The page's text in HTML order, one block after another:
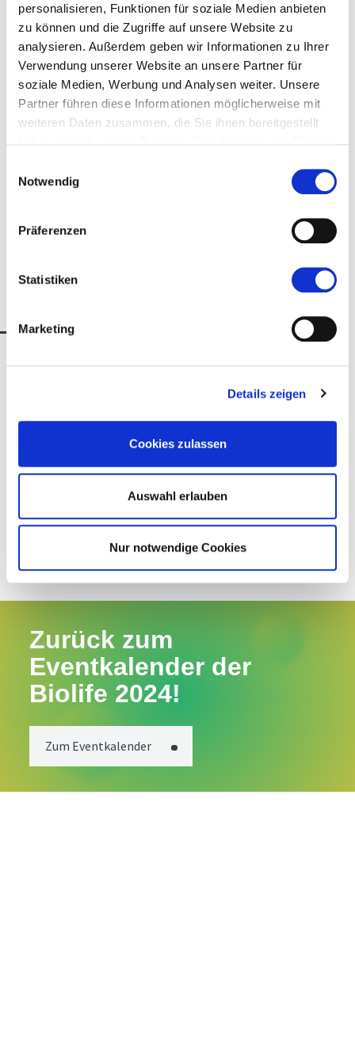
personalisieren, Funktionen für soziale Medien anbieten
zu können und die Zugriffe auf unsere Website zu
analysieren. Außerdem geben wir Informationen zu Ihrer
Verwendung unserer Website an unsere Partner für
soziale Medien, Werbung und Analysen weiter. Unsere
Partner führen diese Informationen möglicherweise mit
weiteren Daten zusammen, die Sie ihnen bereitgestellt
Notwendig
Präferenzen
Statistiken
Marketing
Details zeigen
Cookies zulassen
Auswahl erlauben
Nur notwendige Cookies
Alberto Frattini –
Bioenergetischer Analyst
(E.A.V.), Heilpraktiker und
Kinesiologe
Luca Pescollderungg –
Die Teilnahme ist
kostenlos, muss aber
im Voraus
über ein Online-
Formular
gebucht werden.
Zurück zum
Eventkalender der
Biolife 2024!
Zum Eventkalender